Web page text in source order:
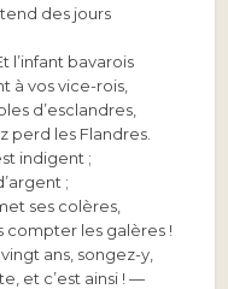
des jours
l’infant bavarois
à vos vice-rois,
d’esclandres,
perd les Flandres.
indigent ;
;
ses colères,
compter les galères !
ans, songez-y,
et c’est ainsi ! —